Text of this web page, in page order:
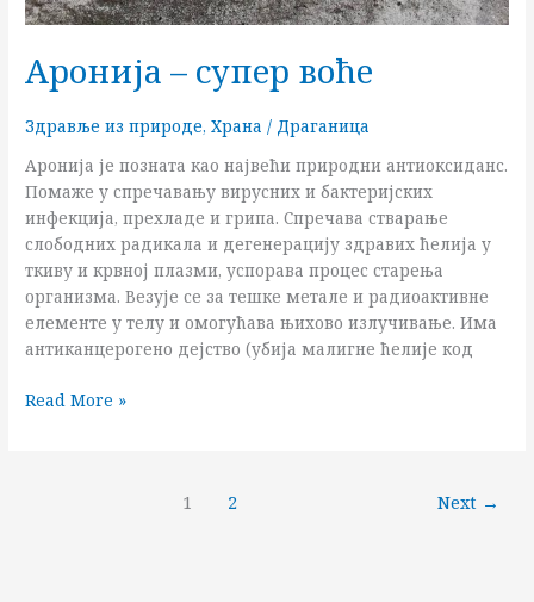
Аронија – супер воће
Здравље из природе,Храна / Драганица
Аронија је позната као највећи природни антиоксиданс.
Помаже у спречавању вирусних и бактеријских
инфекција, прехладе и грипа. Спречава стварање
слободних радикала и дегенерацију здравих ћелија у
ткиву и крвној плазми, успорава процес старења
организма. Везује се за тешке метале и радиоактивне
елементе у телу и омогућава њихово излучивање. Има
антиканцерогено дејство (убија малигне ћелије код
Read More »
1 2 Next →